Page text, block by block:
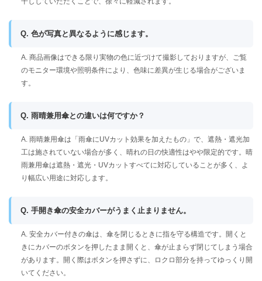
Q. 色が写真と異なるように感じます。
A. 商品画像はできる限り実物の色に近づけて撮影しておりますが、ご覧
のモニター環境や照明条件により、色味に差異が生じる場合がございま
す。
Q. 雨晴兼用傘との違いは何ですか？
A. 雨晴兼用傘は「雨傘にUVカット効果を加えたもの」で、遮熱・遮光加
工は施されていない場合が多く、晴れの日の快適性はやや限定的です。晴
雨兼用傘は遮熱・遮光・UVカットすべてに対応していることが多く、よ
り幅広い用途に対応します。
Q. 手開き傘の安全カバーがうまく止まりません。
A. 安全カバー付きの傘は、傘を閉じるときに指を守る構造です。開くと
きにカバーのボタンを押したまま開くと、傘が止まらず閉じてしまう場合
があります。開く際はボタンを押さずに、ロクロ部分を持ってゆっくり開
いてください。